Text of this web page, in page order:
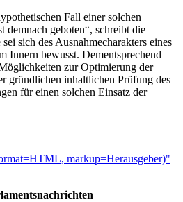
Fall einer solchen
demnach geboten“, schreibt die
sich des Ausnahmecharakters eines
Innern bewusst. Dementsprechend
zur Optimierung der
gründlichen inhaltlichen Prüfung des
für einen solchen Einsatz der
markup=Herausgeber)"